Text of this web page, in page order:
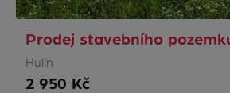
Prodej stavebního
Hulín
2 950 Kč